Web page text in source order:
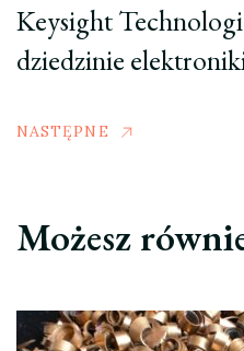
Keysight
dziedzinie
NASTĘPNE
Możesz